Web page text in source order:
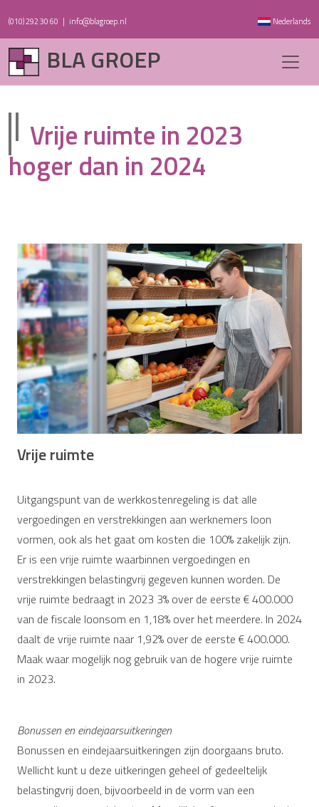
(010) 292 30 60 | info@blagroep.nl Nederlands
BLA GROEP
Vrije ruimte in 2023
hoger dan in 2024
Vrije ruimte
Uitgangspunt van de werkkostenregeling is dat alle
vergoedingen en verstrekkingen aan werknemers loon
vormen, ook als het gaat om kosten die 100% zakelijk zijn.
Er is een vrije ruimte waarbinnen vergoedingen en
verstrekkingen belastingvrij gegeven kunnen worden. De
vrije ruimte bedraagt in 2023 3% over de eerste € 400.000
van de fiscale loonsom en 1,18% over het meerdere. In 2024
daalt de vrije ruimte naar 1,92% over de eerste € 400.000.
Maak waar mogelijk nog gebruik van de hogere vrije ruimte
in 2023.
Bonussen en eindejaarsuitkeringen
Bonussen en eindejaarsuitkeringen zijn doorgaans bruto.
Wellicht kunt u deze uitkeringen geheel of gedeeltelijk
belastingvrij doen, bijvoorbeeld in de vorm van een